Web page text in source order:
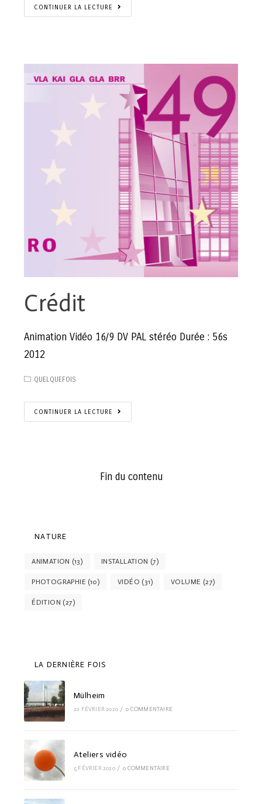
CONTINUER LA LECTURE
Crédit
Animation Vidéo 16/9 DV PAL stéréo Durée : 56s
2012
QUELQUEFOIS
CONTINUER LA LECTURE
Fin du contenu
NATURE
ANIMATION (13) INSTALLATION (7)
PHOTOGRAPHIE (10) VIDÉO (31) VOLUME (27)
ÉDITION (27)
LA DERNIÈRE FOIS
Mülheim
22 FÉVRIER 2020 / 0 COMMENTAIRE
Ateliers vidéo
5 FÉVRIER 2020 / 0 COMMENTAIRE